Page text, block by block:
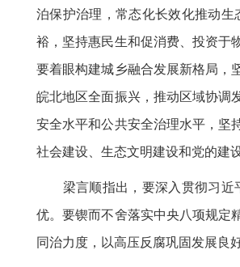
泊保护治理，常态化长效化推动
裕，坚持惠民生和促消费、投资于
要着眼构建城乡融合发展新格局，
皖北地区全面振兴，推动区域协调
安全水平和公共安全治理水平，坚
社会建设、生态文明建设和党的建
梁言顺指出，要深入贯彻习近
优。要锲而不舍落实中央八项规定
同治力度，以高压反腐巩固发展良